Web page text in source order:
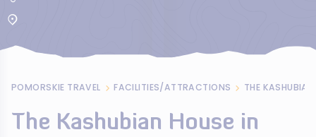
POMORSKIE TRAVEL FACILITIES/ATTRACTIONS THE
The Kashubian House in